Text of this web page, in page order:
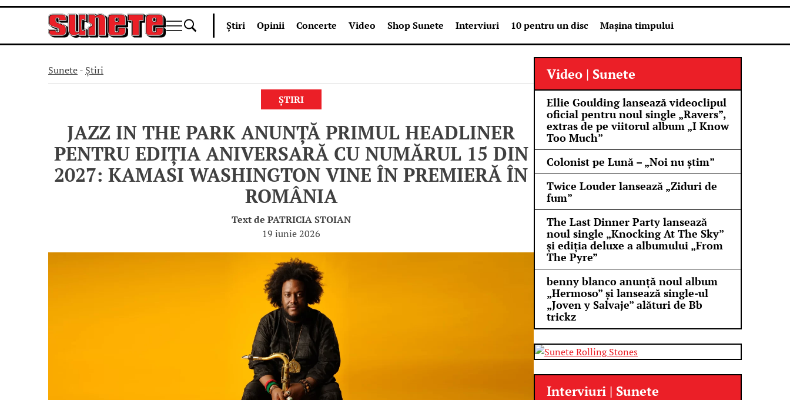
content
Știri Opinii Concerte Video Shop Sunete Interviuri 10 pentru un disc Mașina timpului
Sunete- Știri
ȘTIRI
JAZZ IN THE PARK ANUNȚĂ PRIMUL HEADLINER
PENTRU EDIȚIA ANIVERSARĂ CU NUMĂRUL 15 DIN
2027: KAMASI WASHINGTON VINE ÎN PREMIERĂ ÎN
ROMÂNIA
Text de PATRICIA STOIAN
19 iunie 2026
Video | Sunete
Ellie Goulding lansează videoclipul
oficial pentru noul single „Ravers”,
extras de pe viitorul album „I Know
Too Much”
Colonist pe Lună – „Noi nu știm”
Twice Louder lansează „Ziduri de
fum”
The Last Dinner Party lansează
noul single „Knocking At The Sky”
și ediția deluxe a albumului „From
The Pyre”
benny blanco anunță noul album
„Hermoso” și lansează single-ul
„Joven y Salvaje” alături de Bb
trickz
Interviuri | Sunete